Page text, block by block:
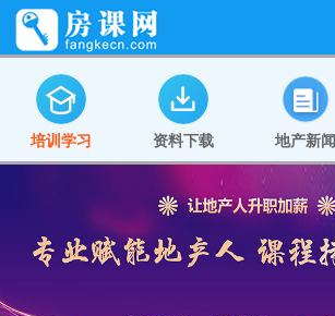
培训学习 资料下载 地产新闻